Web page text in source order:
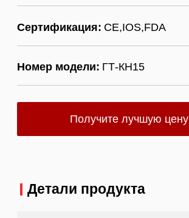
Сертификация: CE,IOS,FDA
Номер модели: ГТ-КН15
Получите лучшую цену
Детали продукта